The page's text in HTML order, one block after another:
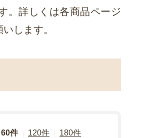
。詳しくは各商品ページ
します。
60件 120件 180件